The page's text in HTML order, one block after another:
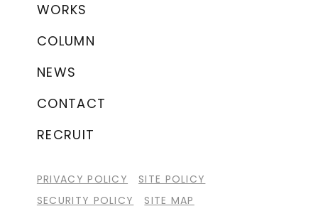
WORKS
COLUMN
NEWS
CONTACT
RECRUIT
PRIVACY POLICY
SITE POLICY
SECURITY POLICY
SITE MAP